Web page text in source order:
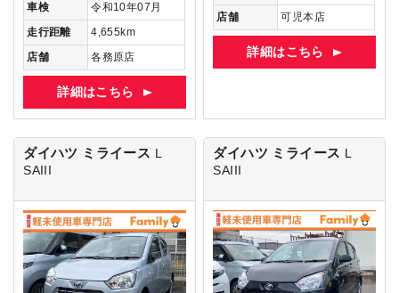
車検
令和10年07月
走行距離
4,655km
店舗
各務原店
詳細はこちら
店舗
可児本店
詳細はこちら
ダイハツ ミライース L
SAIII
ダイハツ ミライース L
SAIII